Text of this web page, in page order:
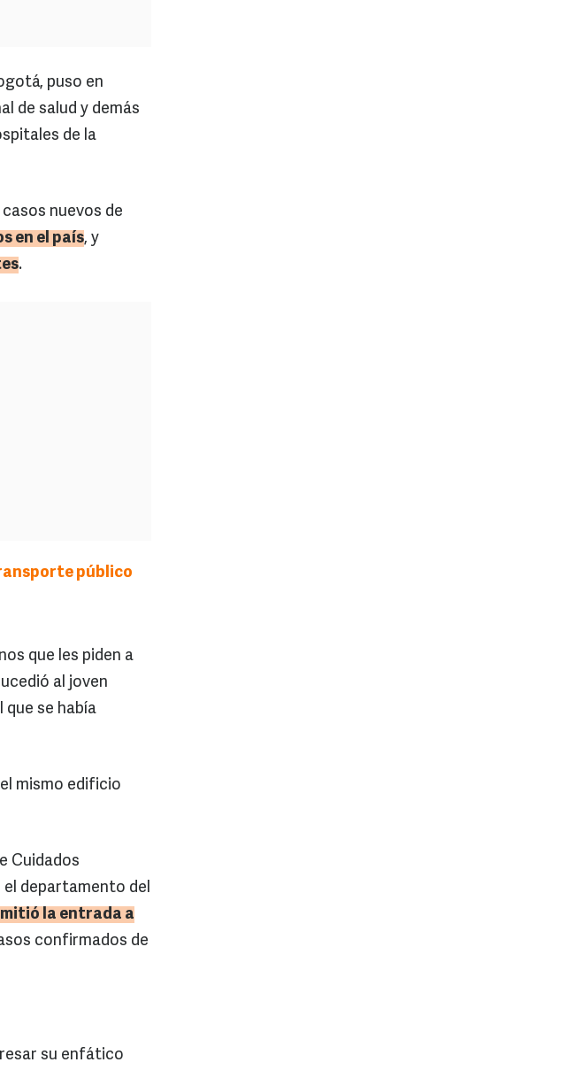
puso en
de salud y demás
de la
nuevos de
en el país, y
.
público
que les piden a
al joven
se había
mismo edificio
Cuidados
el departamento del
la entrada a
confirmados de
su enfático